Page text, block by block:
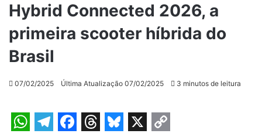
Hybrid Connected 2026, a
primeira scooter híbrida do
Brasil
07/02/2025 Última Atualização 07/02/2025 3 minutos de leitura